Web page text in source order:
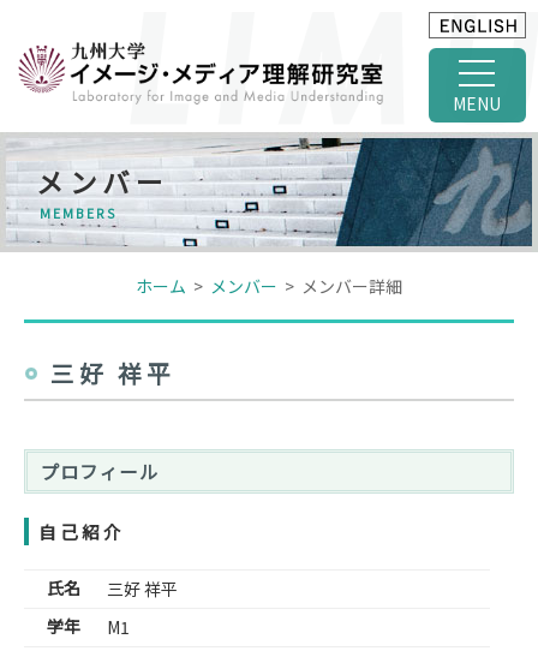
MENU
メンバー
MEMBERS
ホーム > メンバー > メンバー詳細
三好 祥平
プロフィール
自己紹介
氏名
三好 祥平
学年
M1